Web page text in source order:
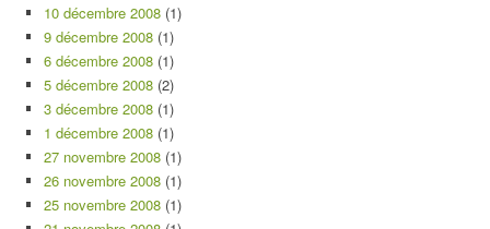
10 décembre 2008 (1)
9 décembre 2008 (1)
6 décembre 2008 (1)
5 décembre 2008 (2)
3 décembre 2008 (1)
1 décembre 2008 (1)
27 novembre 2008 (1)
26 novembre 2008 (1)
25 novembre 2008 (1)